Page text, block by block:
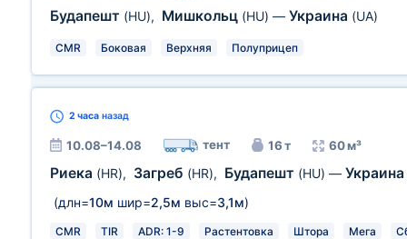
Будапешт (HU), Мишкольц (HU) — Украина (UA)
CMR Боковая Верхняя Полуприцеп
2 часа назад
10.08–14.08 тент 16 т 60 м³
Риека (HR), Загреб (HR), Будапешт (HU) — Украина
(длн=10м шир=2,5м выс=3,1м)
CMR TIR ADR: 1-9 Растентовка Штора Мега